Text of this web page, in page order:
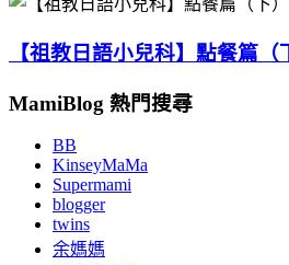
【祖教日語小兒科】點餐篇（
MamiBlog 熱門搜尋
BB
KinseyMaMa
Supermami
blogger
twins
余媽媽